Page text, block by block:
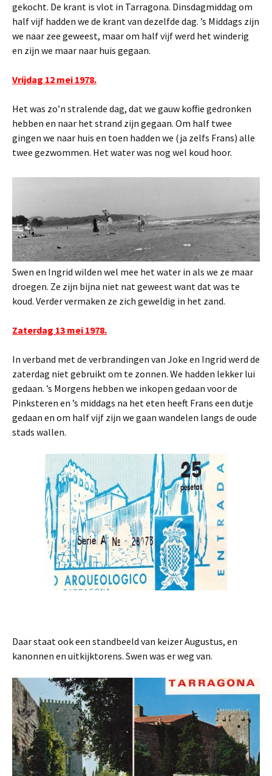
gekocht. De krant is vlot in Tarragona. Dinsdagmiddag om
half vijf hadden we de krant van dezelfde dag. ’s Middags zijn
we naar zee geweest, maar om half vijf werd het winderig
en zijn we maar naar huis gegaan.
Vrijdag 12 mei 1978.
Het was zo’n stralende dag, dat we gauw koffie gedronken
hebben en naar het strand zijn gegaan. Om half twee
gingen we naar huis en toen hadden we (ja zelfs Frans) alle
twee gezwommen. Het water was nog wel koud hoor.
Swen en Ingrid wilden wel mee het water in als we ze maar
droegen. Ze zijn bijna niet nat geweest want dat was te
koud. Verder vermaken ze zich geweldig in het zand.
Zaterdag 13 mei 1978.
In verband met de verbrandingen van Joke en Ingrid werd de
zaterdag niet gebruikt om te zonnen. We hadden lekker lui
gedaan. ’s Morgens hebben we inkopen gedaan voor de
Pinksteren en ’s middags na het eten heeft Frans een dutje
gedaan en om half vijf zijn we gaan wandelen langs de oude
stads wallen.
Daar staat ook een standbeeld van keizer Augustus, en
kanonnen en uitkijktorens. Swen was er weg van.